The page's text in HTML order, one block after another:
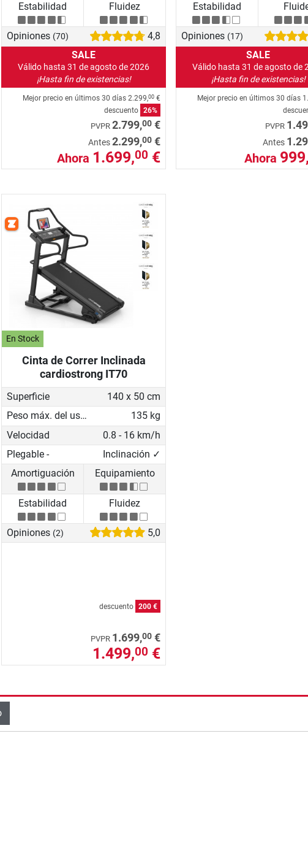
Estabilidad Fluidez
Opiniones (70)
4,8
SALE
Válido hasta 31 de agosto de 2026
¡Hasta fin de existencias!
Mejor precio en últimos 30 días 2.299,00 €
descuento 26%
PVPR 2.799,00 €
Antes2.299,00 €
Ahora 1.699,00 €
Estabilidad
Opiniones (17)
SALE
Válido hasta 31 de agosto de
¡Hasta fin de existencias!
Mejor precio en últimos 30 días
PVPR
Antes
Ahora 999,
En Stock
Cinta de Correr Inclinada
cardiostrong IT70
Superficie
140 x 50 cm
Peso máx. del usuario
135 kg
Velocidad
0.8 - 16 km/h
Plegable -
Inclinación ✓
Amortiguación
Equipamiento
Estabilidad Fluidez
Opiniones (2) 5,0
descuento 200 €
PVPR 1.699,00 €
1.499,00 €
avanzada